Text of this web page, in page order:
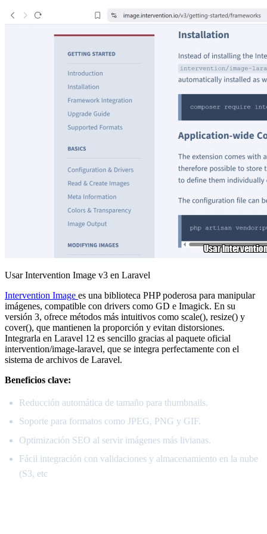
Usar Intervention Image v3 en Laravel
Intervention Image es una biblioteca PHP poderosa para manipular
imágenes, compatible con drivers como GD e Imagick. En su
versión 3, ofrece métodos más intuitivos como scale(), resize() y
cover(), que mantienen la proporción y evitan distorsiones.
Integrarla en Laravel 12 es sencillo gracias al paquete oficial
intervention/image-laravel, que se integra perfectamente con el
sistema de archivos de Laravel.
Beneficios clave:
Reducción automática de tamaño para thumbnails.
Soporte para formatos como JPEG, PNG y GIF.
Optimización SEO al servir imágenes más livianas.
Fácil integración con validaciones y almacenamiento en la nube
(S3, etc